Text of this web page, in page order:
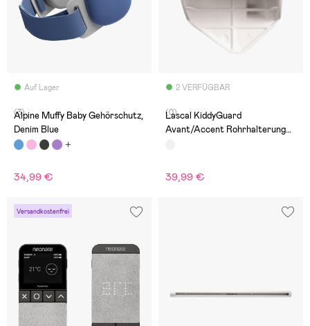
Auf Lager
(3)
Alpine Muffy Baby Gehörschutz,
Denim Blue
34,99 €
2 VERFÜGBAR
(0)
Lascal KiddyGuard
Avant/Accent Rohrhalterung
39,99 €
Versandkostenfrei